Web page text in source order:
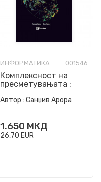
ИНФОРМАТИКА 001546
Комплексност на
пресметувањата :
Автор : Санџив Арора
1.650 МКД
26,70 EUR